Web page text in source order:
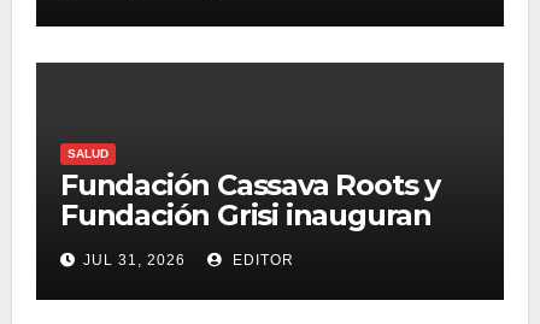
SALUD
Fundación Cassava Roots y
Fundación Grisi inauguran
ludoteca hospitalaria en el
Hospital Infantil de México
JUL 31, 2026 EDITOR